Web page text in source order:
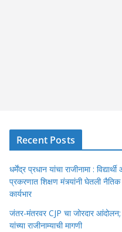
Recent Posts
धर्मेंद्र प्रधान यांचा राजीनामा :
प्रकरणात शिक्षण मंत्र्यांनी घेतली
कार्यभार
जंतर-मंतरवर CJP चा जोरदार आंदोलन;
यांच्या राजीनाम्याची मागणी